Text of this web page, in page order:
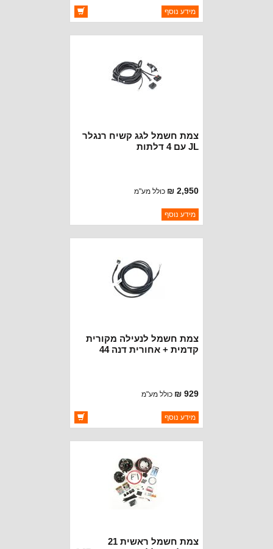
ברקוד: 68058638AB
יצרן:MOPAR CHRYSLER
מידע נוסף
צמת חשמל לגג קשיח רנגלר
JL עם 4 דלתות
2,950 ₪ כולל מע"מ
ברקוד: 82215221AB
יצרן:MOPAR CHRYSLER
מידע נוסף
צמת חשמל לנעילה מקורית
קדמית + אחורית דנה 44
929 ₪ כולל מע"מ
ברקוד: 77072413
יצרן:MOPAR CHRYSLER
מידע נוסף
צמת חשמל ראשית 21